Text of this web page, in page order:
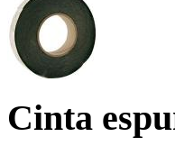
Cinta